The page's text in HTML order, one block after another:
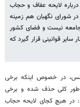
لایحه عفاف و حجاب
شورای نگهبان هم زمینه
جامعه نیست‌ و فضای کشور
قوانینی قرار گیرد که
در خصوص اینکه برخی
طور کلی حذف شده و برخی
در هیچ کجای لایحه حجاب